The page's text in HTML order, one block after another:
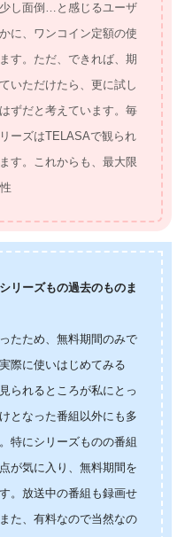
し面倒…と感じるユーザ
に、ワンコイン定額の使
す。ただ、できれば、期
いただけたら、更に試し
ずだと考えています。毎
ーズはTELASAで観られ
す。これからも、最大限
リーズもの過去のものま
たため、無料期間のみで
際に使いはじめてみる
られるところが私にとっ
となった番組以外にも多
特にシリーズものの番組
が気に入り、無料期間を
。放送中の番組も録画せ
た、有料なので当然なの